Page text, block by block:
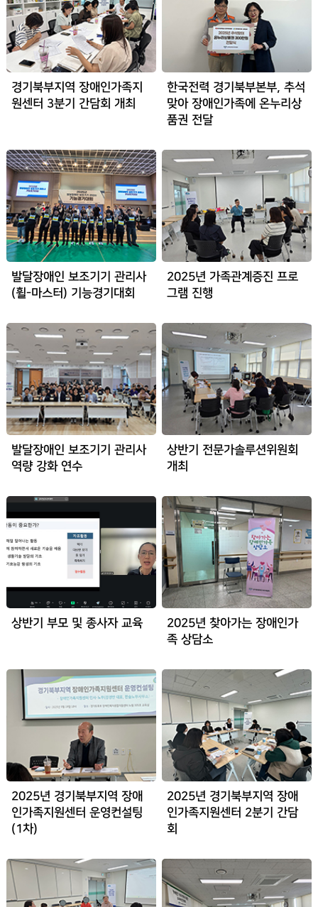
경기북부지역 장애인가족지
원센터 3분기 간담회 개최
한국전력 경기북부본부, 추석
맞아 장애인가족에 온누리상
품권 전달
발달장애인 보조기기 관리사
(휠-마스터) 기능경기대회
2025년 가족관계증진 프로
그램 진행
발달장애인 보조기기 관리사
역량 강화 연수
상반기 전문가솔루션위원회
개최
상반기 부모 및 종사자 교육
2025년 찾아가는 장애인가
족 상담소
2025년 경기북부지역 장애
인가족지원센터 운영컨설팅
(1차)
2025년 경기북부지역 장애
인가족지원센터 2분기 간담
회